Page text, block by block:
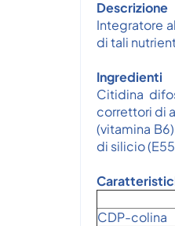
Descrizione
Integratore
di tali
Ingredienti
Citidina
correttori di
(vitamina
di silicio
CDP-colina